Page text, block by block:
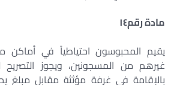
مادة رقم١٤
يقيم المحبوسون احتياطياً في
غيرهم من المسجونين، ويجوز التصريح
بالإقامة في غرفة مؤثثة مقابل مبلغ